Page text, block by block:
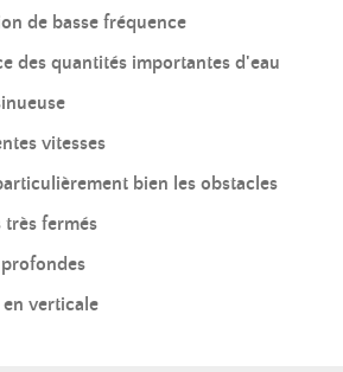
de basse fréquence
des quantités importantes d'eau
vitesses
bien les obstacles
très fermés
verticale